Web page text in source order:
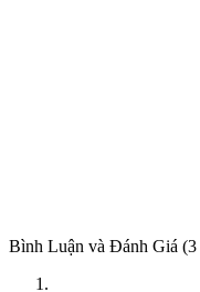
Bình Luận và Đánh Giá (3